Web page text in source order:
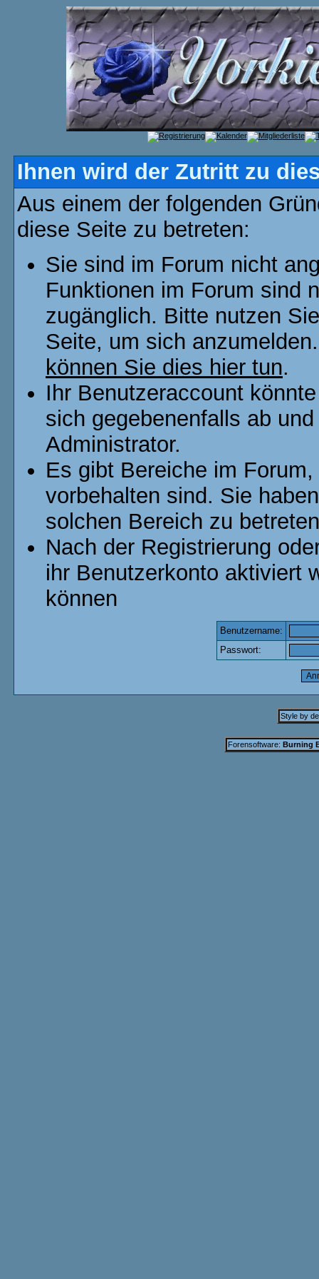
Ihnen wird der Zutritt zu
Aus einem der folgenden
diese Seite zu betreten:
Sie sind im Forum nicht
Funktionen im Forum sind
zugänglich. Bitte nutzen
Seite, um sich
können Sie dies hier tun.
Ihr Benutzeraccount
sich gegebenenfalls ab
Administrator.
Es gibt Bereiche im
vorbehalten sind. Sie
solchen Bereich zu
Nach der Registrierung
ihr Benutzerkonto aktiviert
können
Benutzername:
Passwort:
Style by
Forensoftware: Burning